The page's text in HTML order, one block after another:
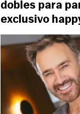
dobles para
exclusivo